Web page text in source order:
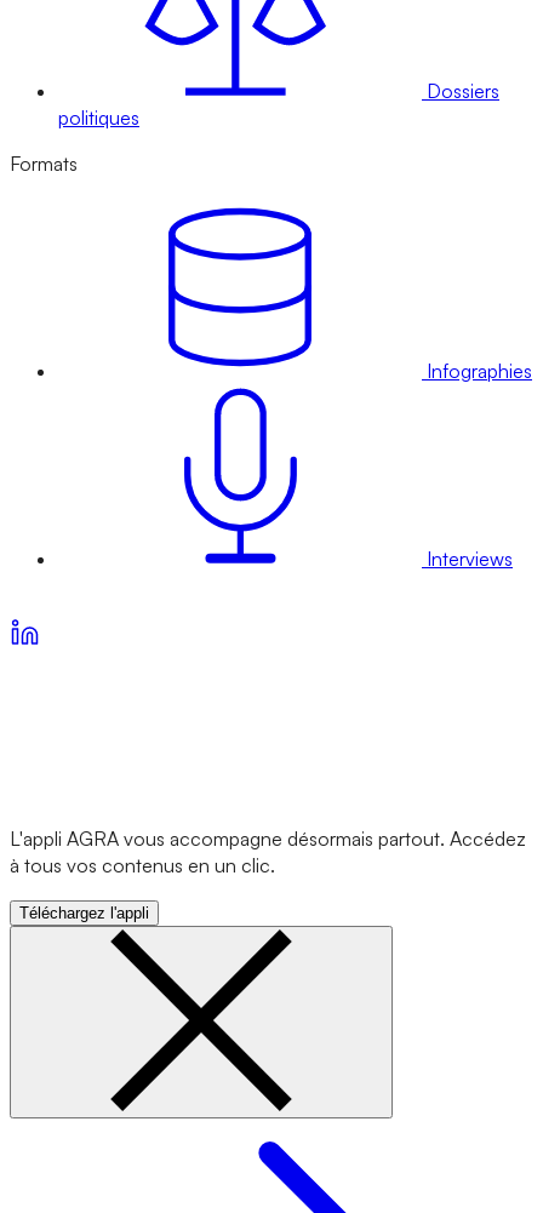
Dossiers
politiques
Formats
Infographies
Interviews
L'appli AGRA vous accompagne désormais partout. Accédez
à tous vos contenus en un clic.
Téléchargez l'appli